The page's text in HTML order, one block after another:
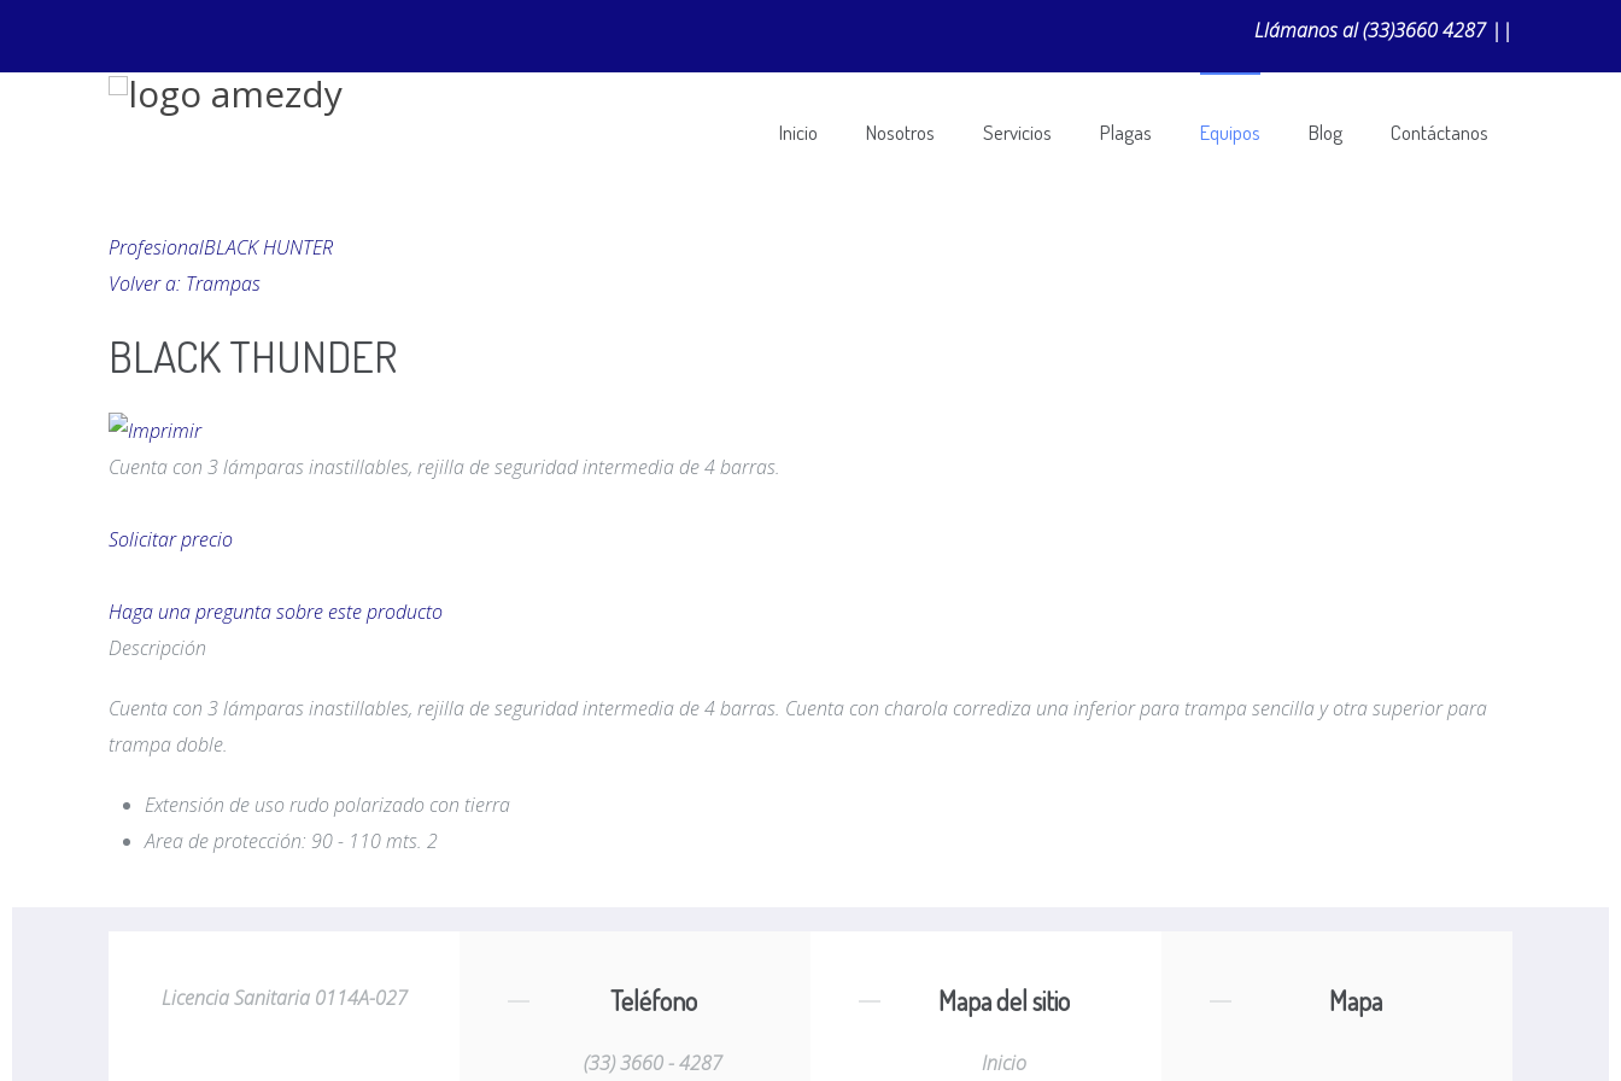
Llámanos al(33)3660 4287||
Inicio Nosotros Servicios Plagas Equipos Blog Contáctanos
ProfesionalBLACK HUNTER
Volver a: Trampas
BLACK THUNDER
Cuenta con 3 lámparas inastillables, rejilla de seguridad intermedia de 4 barras.
Solicitar precio
Haga una pregunta sobre este producto
Descripción
Cuenta con 3 lámparas inastillables, rejilla de seguridad intermedia de 4 barras. Cuenta con charola corrediza una inferior para trampa sencilla y otra superior para
trampa doble.
Extensión de uso rudo polarizado con tierra
Area de protección: 90 - 110 mts. 2
Licencia Sanitaria 0114A-027 Teléfono
(33) 3660 - 4287
Mapa del sitio
Inicio
Mapa